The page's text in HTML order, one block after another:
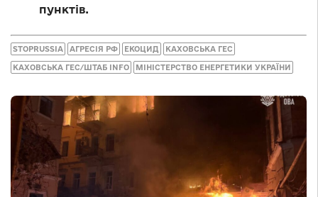
пунктів.
STOPRUSSIA АГРЕСІЯ РФ ЕКОЦИД КАХОВСЬКА ГЕС
КАХОВСЬКА ГЕС/ШТАБ INFO МІНІСТЕРСТВО ЕНЕРГЕТИКИ УКРАЇНИ